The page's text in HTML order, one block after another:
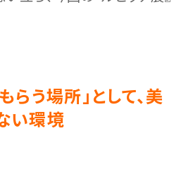
らう場所」として、美
い環境